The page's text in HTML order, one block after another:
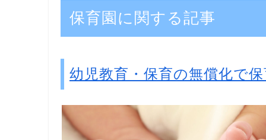
保育園に関する記事
幼児教育・保育の無償化で